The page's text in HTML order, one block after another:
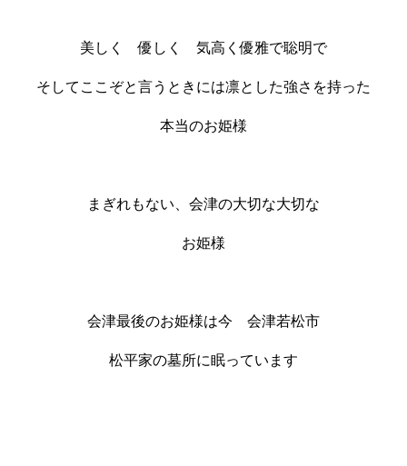
美しく 優しく 気高く優雅で聡明で
そしてここぞと言うときには凛とした強さを持った
本当のお姫様
まぎれもない、会津の大切な大切な
お姫様
会津最後のお姫様は今 会津若松市
松平家の墓所に眠っています